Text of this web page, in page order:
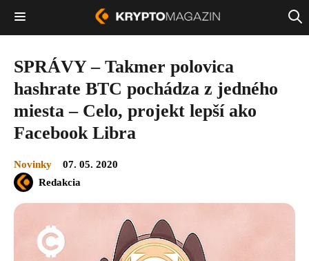
SPRÁVY – Takmer polovica
hashrate BTC pochádza z jedného
miesta – Celo, projekt lepší ako
Facebook Libra
Novinky
07. 05. 2020
Redakcia